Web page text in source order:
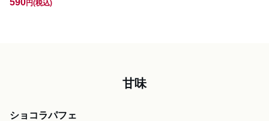
590円(税込)
甘味
ショコラパフェ